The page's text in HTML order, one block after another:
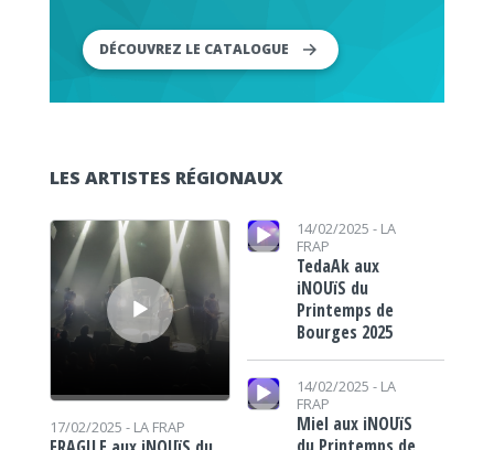
DÉCOUVREZ LE CATALOGUE
LES ARTISTES RÉGIONAUX
Lecteur audio
17/02/2025 - LA FRAP
Lecteur audio 14/02/2025 - LA
FRAP
TedaAk aux
iNOUïS du
Printemps de
Bourges 2025
Lecteur audio
14/02/2025 - LA
FRAP
Miel aux iNOUïS